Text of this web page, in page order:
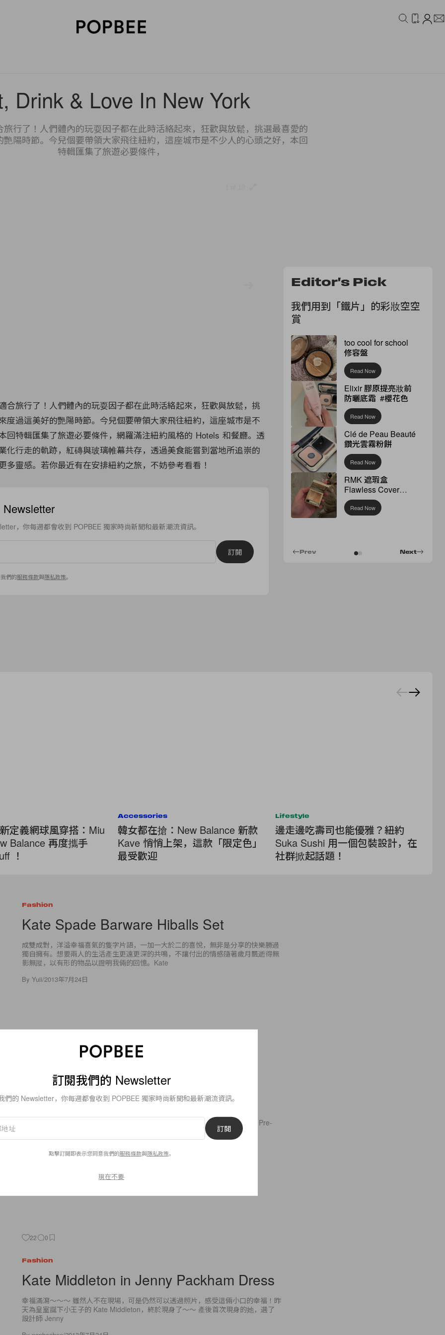
Drink & Love In New York
行了！人們體內的玩耍因子都在此時活絡起來，狂歡與放鬆，挑選最喜愛的
陽時節。今兒個要帶領大家飛往紐約，這座城市是不少人的心頭之好，本回
特輯匯集了旅遊必要條件，
合旅行了！人們體內的玩耍因子都在此時活絡起來，狂歡與放鬆，挑
度過這美好的艷陽時節。今兒個要帶領大家飛往紐約，這座城市是不
回特輯匯集了旅遊必要條件，網羅滿注紐約風格的 Hotels 和餐廳。透
化行走的軌跡，紅磚與玻璃帷幕共存，透過美食能嘗到當地所追崇的
多靈感。若你最近有在安排紐約之旅，不妨參考看看！
，你每週都會收到 POPBEE 獨家時尚新聞和最新潮流資訊。
訂閱
們的服務條款與隱私政策。
Editor's Pick
我們用到「鐵片」的彩妝空空
賞
too cool for school
修容盤
Read Now
Elixir 膠原提亮妝前
防曬底霜 #櫻花色
Read Now
Clé de Peau Beauté
鑽光雲霧粉餅
Read Now
RMK 遮瑕盒
Flawless Cover
Concealer
Read Now
Next
Prev
定義網球風穿搭：Miu
Balance 再度攜手
！
Accessories
韓女都在搶：New Balance 新款
Kave 悄悄上架，這款「限定色」
最受歡迎
Lifestyle
邊走邊吃壽司也能優雅？紐約
Suka Sushi 用一個包裝設計，在
社群掀起話題！
Fashion
Kate Spade Barware Hiballs Set
成雙成對，洋溢幸福喜氣的隻字片語，一加一大於二的喜悅，無非是分享的快樂勝過
獨自擁有。想要兩人的生活產生更遠更深的共鳴，不讓付出的情感隨著歲月飄逝得無
影無蹤，以有形的物品以證明我倆的回憶。Kate
By Yuii/2013年7月24日
Chanel Pre-Collection Fall 2013 Bags
雖然還正處於炎炎的盛夏，但 Chanel 已經稍來今個早秋的信息了。在品牌的 Pre-
22 0
Fashion
Kate Middleton in Jenny Packham Dress
幸福滿瀉～～～ 雖然人不在現場，可是仍然可以透過照片，感受這倆小口的幸福！昨
天為皇室誕下小王子的 Kate Middleton，終於現身了～～ 產後首次現身的她，選了
設計師 Jenny
訂閱我們的 Newsletter
們的 Newsletter，你每週都會收到 POPBEE 獨家時尚新聞和最新潮流資訊。
訂閱
點擊訂閱即表示您同意我們的服務條款與隱私政策。
現在不要